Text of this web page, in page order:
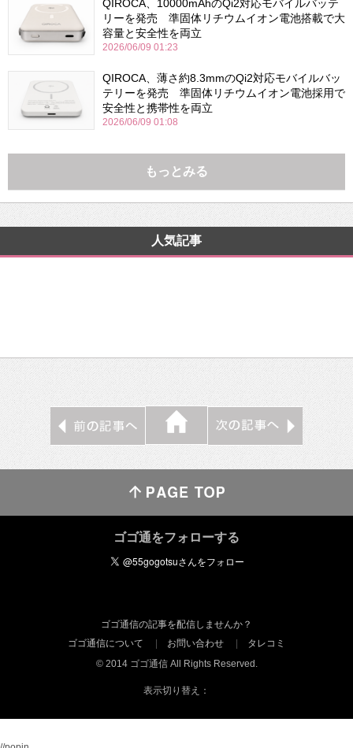
QIROCA、10000mAhのQi2対応モバイルバッテ
リーを発売 準固体リチウムイオン電池搭載で大
容量と安全性を両立
2026/06/09 01:23
QIROCA、薄さ約8.3mmのQi2対応モバイルバッ
テリーを発売 準固体リチウムイオン電池採用で
安全性と携帯性を両立
2026/06/09 01:08
もっとみる
人気記事
ゴゴ通をフォローする
ゴゴ通信の記事を配信しませんか？
ゴゴ通信について
お問い合わせ
タレコミ
© 2014 ゴゴ通信 All Rights Reserved.
表示切り替え：